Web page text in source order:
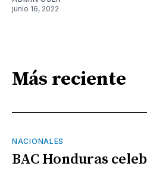
junio 16, 2022
Más reciente
NACIONALES
BAC Honduras